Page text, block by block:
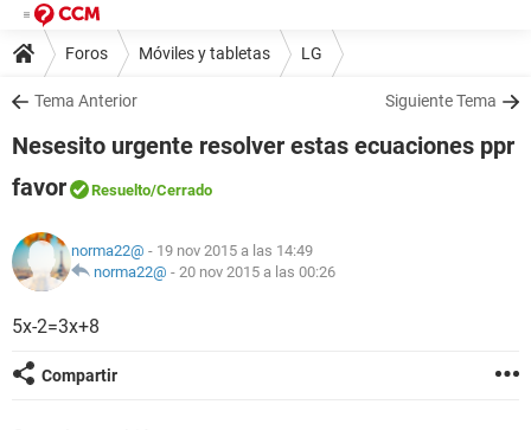
Foros Móviles y tabletas LG
Tema Anterior Siguiente Tema
Nesesito urgente resolver estas ecuaciones ppr
favor
Resuelto/Cerrado
norma22@ - 19 nov 2015 a las 14:49
norma22@ - 20 nov 2015 a las 00:26
5x-2=3x+8
Compartir